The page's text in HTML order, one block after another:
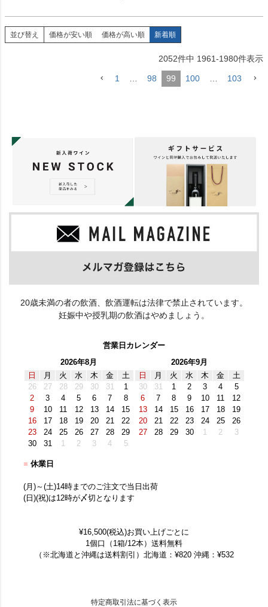
並び替え 価格が安い順 価格が高い順 新着順
2052件中 1961-1980件表示
1 98 99 100 103
20歳未満の者の飲酒、飲酒運転は法律で禁止されています。
妊娠中や授乳期の飲酒はやめましょう。
営業日カレンダー
2026年8月
日
月 火 水 木 金
土
26
27 28 29 30 31
1
2
3 4 5 6 7
8
9
10 11 12 13 14
15
16
17 18 19 20 21
22
23
24 25 26 27 28
29
30
31 1 2 3 4 5
2026年9月
日
月 火 水 木 金
土
30
31 1 2 3 4
5
6
7 8 9 10 11
12
13
14 15 16 17 18
19
20
21 22 23 24 25
26
27
28 29 30 1 2 3
■ 休業日
(月)～(土)14時までのご注文で当日出荷
(日)(祝)は12時が〆切となります
¥16,500(税込)お買い上げごとに
1個口（1箱/12本）送料無料
（※北海道と沖縄は送料割引）北海道：¥820 沖縄：¥532
特定商取引法に基づく表示